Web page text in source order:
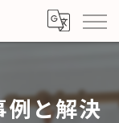
例と解決